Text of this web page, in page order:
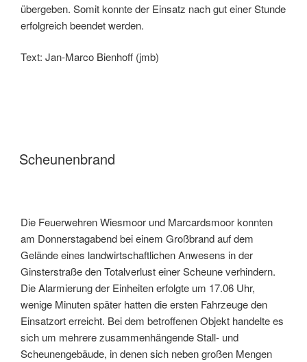
übergeben. Somit konnte der Einsatz nach gut einer Stunde
erfolgreich beendet werden.
Text: Jan-Marco Bienhoff (jmb)
Scheunenbrand
Die Feuerwehren Wiesmoor und Marcardsmoor konnten
am Donnerstagabend bei einem Großbrand auf dem
Gelände eines landwirtschaftlichen Anwesens in der
Ginsterstraße den Totalverlust einer Scheune verhindern.
Die Alarmierung der Einheiten erfolgte um 17.06 Uhr,
wenige Minuten später hatten die ersten Fahrzeuge den
Einsatzort erreicht. Bei dem betroffenen Objekt handelte es
sich um mehrere zusammenhängende Stall- und
Scheunengebäude, in denen sich neben großen Mengen